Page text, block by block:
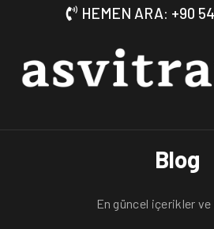
HEMEN ARA: +90
Blog
En güncel içerikler